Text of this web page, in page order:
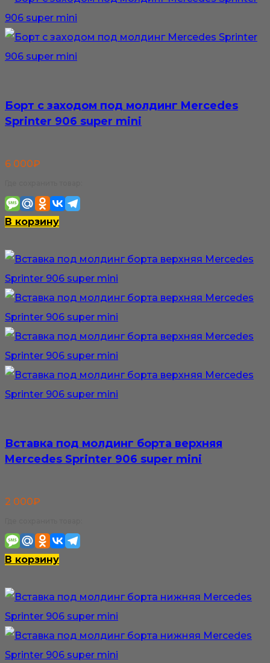
Борт с заходом под молдинг Mercedes
Sprinter 906 super mini
6 000₽
В корзину
Вставка под молдинг борта верхняя
Mercedes Sprinter 906 super mini
2 000₽
В корзину